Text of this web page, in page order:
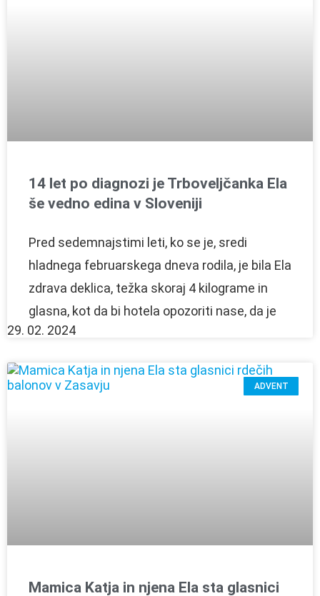
14 let po diagnozi je Trboveljčanka Ela
še vedno edina v Sloveniji
Pred sedemnajstimi leti, ko se je, sredi
hladnega februarskega dneva rodila, je bila Ela
zdrava deklica, težka skoraj 4 kilograme in
glasna, kot da bi hotela opozoriti nase, da je
29. 02. 2024
ADVENT
Mamica Katja in njena Ela sta glasnici